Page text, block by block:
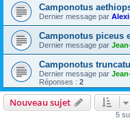
Camponotus
Dernier message par
Camponotus piceus
Dernier message par
Camponotus
Dernier message par
Réponses : 2
Nouveau sujet
5